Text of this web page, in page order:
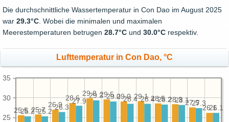
Die durchschnittliche Wassertemperatur in Con Dao im August 2025
war 29.3°C. Wobei die minimalen und maximalen
Meerestemperaturen betrugen 28.7°C und 30.0°C respektiv.
Lufttemperatur in Con Dao, °C
25
30
35
26.1
27.5
28.3
28.5
29.1
29.0
29.5
29.8
28.6
26.9
25.7
25.5 26.1
27.3
28.1
28.2
28.4
28.4
29.0
29.3
27.9
26.3
25.2
25.2